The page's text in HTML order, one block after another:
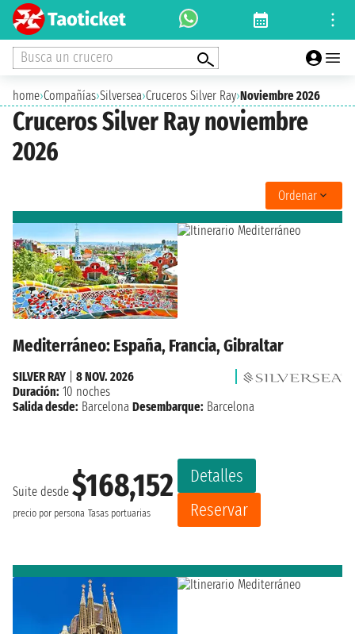
Busca un crucero
home›Compañías›Silversea›Cruceros Silver Ray›Noviembre 2026
Cruceros Silver Ray noviembre
2026
Ordenar
Mediterráneo: España, Francia, Gibraltar
Suite desde $168,152
precio por persona Tasas portuarias
Detalles
Reservar
SILVER RAY
8 NOV. 2026
Duración: 10 noches
Salida desde: Barcelona Desembarque: Barcelona